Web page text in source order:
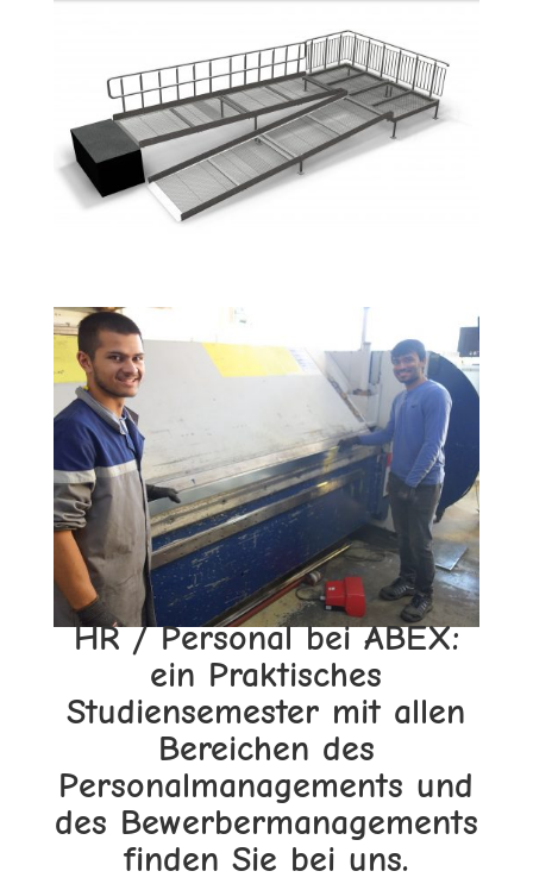
HR / Personal bei ABEX:
ein Praktisches
Studiensemester mit allen
Bereichen des
Personalmanagements und
des Bewerbermanagements
finden Sie bei uns.